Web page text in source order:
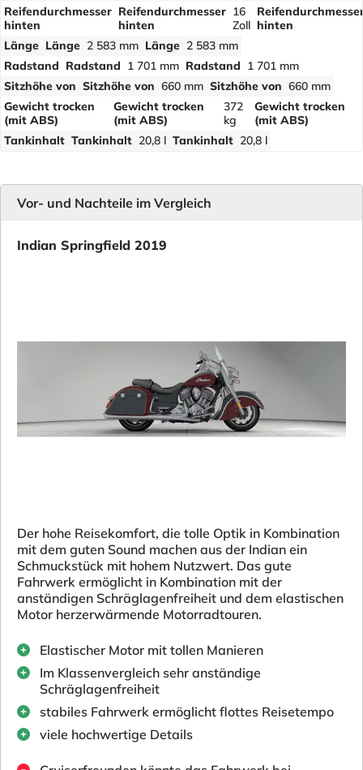
Reifendurchmesser
hinten
Reifendurchmesser
hinten
16
Zoll hinten
Länge Länge 2 583 mm Länge 2 583 mm
Radstand Radstand 1 701 mm Radstand 1 701 mm
Sitzhöhe von Sitzhöhe von 660 mm Sitzhöhe von 660 mm
Gewicht trocken
(mit ABS)
Gewicht trocken
(mit ABS)
372
kg
Gewicht trocken
(mit ABS)
Tankinhalt Tankinhalt 20,8 l Tankinhalt 20,8 l
Vor- und Nachteile im Vergleich
Indian Springfield 2019
Der hohe Reisekomfort, die tolle Optik in Kombination
mit dem guten Sound machen aus der Indian ein
Schmuckstück mit hohem Nutzwert. Das gute
Fahrwerk ermöglicht in Kombination mit der
anständigen Schräglagenfreiheit und dem elastischen
Motor herzerwärmende Motorradtouren.
Elastischer Motor mit tollen Manieren
Im Klassenvergleich sehr anständige
Schräglagenfreiheit
stabiles Fahrwerk ermöglicht flottes Reisetempo
viele hochwertige Details